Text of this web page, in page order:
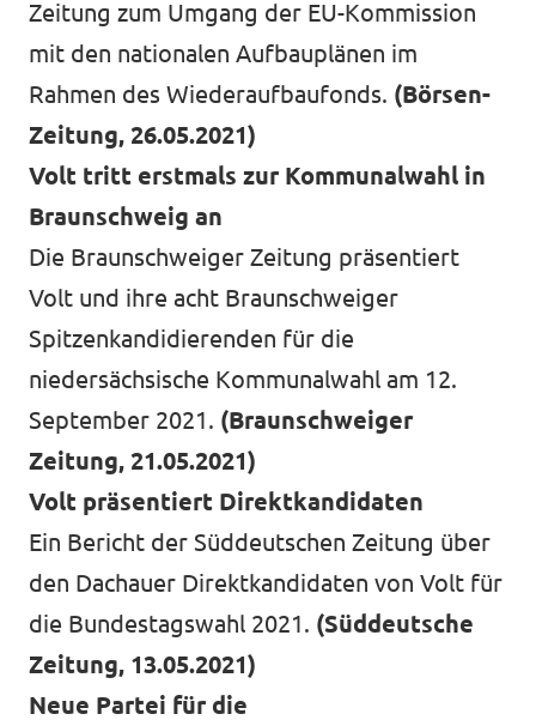
Zeitung zum Umgang der EU-Kommission
mit den nationalen Aufbauplänen im
Rahmen des Wiederaufbaufonds. (Börsen-
Zeitung, 26.05.2021)
Volt tritt erstmals zur Kommunalwahl in
Braunschweig an
Die Braunschweiger Zeitung präsentiert
Volt und ihre acht Braunschweiger
Spitzenkandidierenden für die
niedersächsische Kommunalwahl am 12.
September 2021. (Braunschweiger
Zeitung, 21.05.2021)
Volt präsentiert Direktkandidaten
Ein Bericht der Süddeutschen Zeitung über
den Dachauer Direktkandidaten von Volt für
die Bundestagswahl 2021. (Süddeutsche
Zeitung, 13.05.2021)
Neue Partei für die